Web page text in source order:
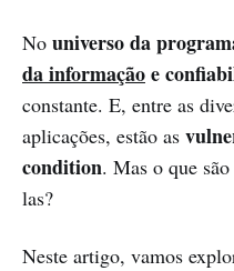
No universo da
da informaçãoe
constante. E, entre as
aplicações, estão as
condition. Mas o que
las?
Neste artigo, vamos